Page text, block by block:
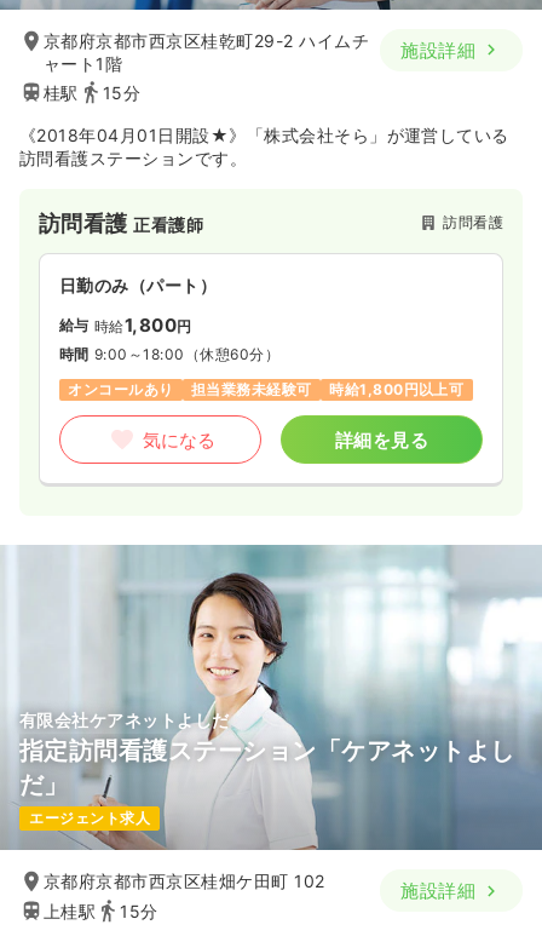
京都府京都市西京区桂乾町29-2 ハイムチ
ャート1階
桂駅
15分
施設詳細
《2018年04月01日開設★》「株式会社そら」が運営している
訪問看護ステーションです。
訪問看護正看護師 訪問看護
日勤のみ（パート）
給与 時給1,800円
時間 9:00～18:00 （休憩60分）
オンコールあり
担当業務未経験可 時給1,800円以上可
気になる 詳細を見る
有限会社ケアネットよしだ
指定訪問看護ステーション「ケアネットよし
だ」
エージェント求人
京都府京都市西京区桂畑ケ田町 102
上桂駅
15分
施設詳細